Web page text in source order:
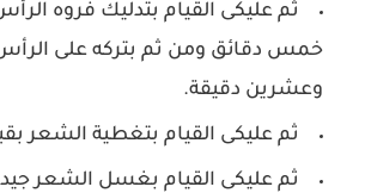
ثم عليكى القيام بتدليك فروه
خمس دقائق ومن ثم بتركه على
وعشرين دقيقة.
ثم عليكى القيام بتغطية الشعر
ثم عليكى القيام بغسل الشعر جيدا